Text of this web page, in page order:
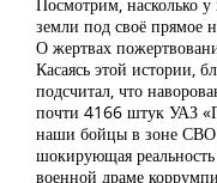
земли под своё прямое
О жертвах
Касаясь этой истории,
подсчитал, что
почти 4166 штук УАЗ
наши бойцы в зоне
шокирующая
военной драме